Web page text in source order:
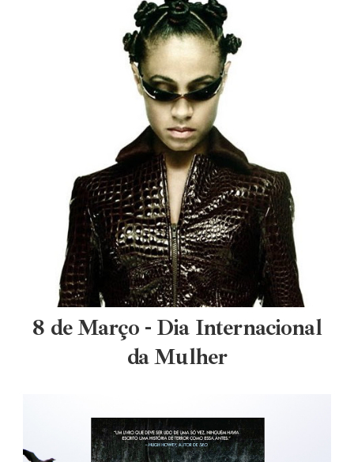
8 de Março - Dia Internacional
da Mulher